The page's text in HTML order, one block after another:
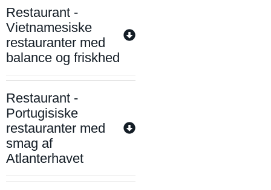
Restaurant -
Vietnamesiske
restauranter med
balance og friskhed
Restaurant -
Portugisiske
restauranter med
smag af
Atlanterhavet